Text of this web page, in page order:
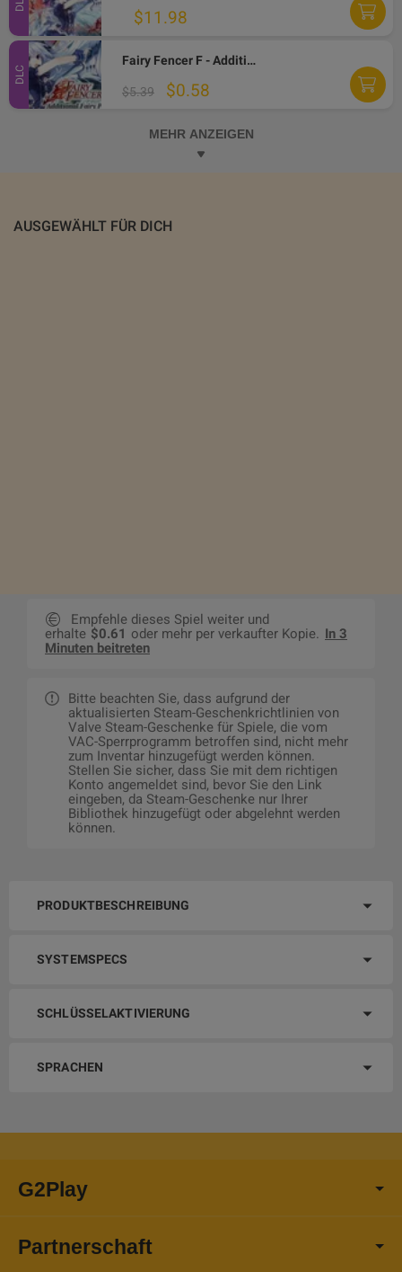
$11.98
DLC
Fairy Fencer F - Additional Fairy Pack DLC Steam CD Key
$5.39 $0.58
MEHR ANZEIGEN
AUSGEWÄHLT FÜR DICH
Empfehle dieses Spiel weiter und
erhalte $0.61 oder mehr per verkaufter Kopie. In 3
Minuten beitreten
Bitte beachten Sie, dass aufgrund der
aktualisierten Steam-Geschenkrichtlinien von
Valve Steam-Geschenke für Spiele, die vom
VAC-Sperrprogramm betroffen sind, nicht mehr
zum Inventar hinzugefügt werden können.
Stellen Sie sicher, dass Sie mit dem richtigen
Konto angemeldet sind, bevor Sie den Link
eingeben, da Steam-Geschenke nur Ihrer
Bibliothek hinzugefügt oder abgelehnt werden
können.
PRODUKTBESCHREIBUNG
SYSTEMSPECS
SCHLÜSSELAKTIVIERUNG
SPRACHEN
G2Play
Partnerschaft